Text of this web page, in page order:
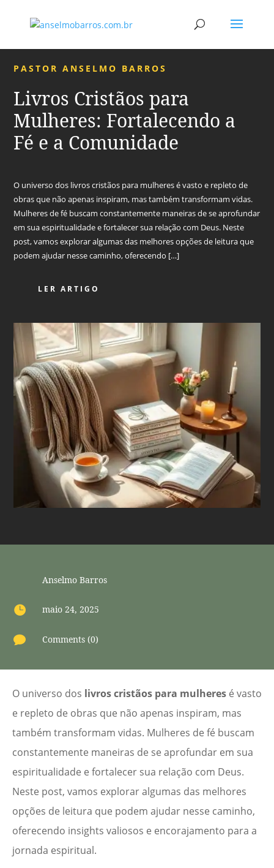
PASTOR ANSELMO BARROS
Livros Cristãos para
Mulheres: Fortalecendo a
Fé e a Comunidade
O universo dos livros cristãos para mulheres é vasto e repleto de
obras que não apenas inspiram, mas também transformam vidas.
Mulheres de fé buscam constantemente maneiras de se aprofundar
em sua espiritualidade e fortalecer sua relação com Deus. Neste
post, vamos explorar algumas das melhores opções de leitura que
podem ajudar nesse caminho, oferecendo […]
LER ARTIGO
Anselmo Barros
 maio 24, 2025
 Comments (0)
O universo dos livros cristãos para mulheres é vasto
e repleto de obras que não apenas inspiram, mas
também transformam vidas. Mulheres de fé buscam
constantemente maneiras de se aprofundar em sua
espiritualidade e fortalecer sua relação com Deus.
Neste post, vamos explorar algumas das melhores
opções de leitura que podem ajudar nesse caminho,
oferecendo insights valiosos e encorajamento para a
jornada espiritual.